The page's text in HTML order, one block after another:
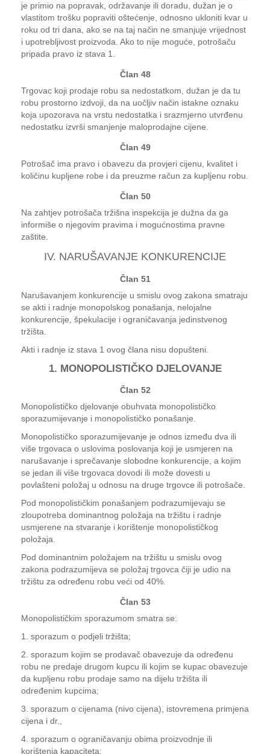
je primio na popravak, održavanje ili doradu, dužan je o
vlastitom trošku popraviti oštećenje, odnosno ukloniti kvar u
roku od tri dana, ako se na taj način ne smanjuje vrijednost
i upotrebljivost proizvoda. Ako to nije moguće, potrošaču
pripada pravo iz stava 1.
Član 48
Trgovac koji prodaje robu sa nedostatkom, dužan je da tu
robu prostorno izdvoji, da na uočljiv način istakne oznaku
koja upozorava na vrstu nedostatka i srazmjerno utvrđenu
nedostatku izvrši smanjenje maloprodajne cijene.
Član 49
Potrošač ima pravo i obavezu da provjeri cijenu, kvalitet i
količinu kupljene robe i da preuzme račun za kupljenu robu.
Član 50
Na zahtjev potrošača tržišna inspekcija je dužna da ga
informiše o njegovim pravima i mogućnostima pravne
zaštite.
IV. NARUŠAVANJE KONKURENCIJE
Član 51
Narušavanjem konkurencije u smislu ovog zakona smatraju
se akti i radnje monopolskog ponašanja, nelojalne
konkurencije, špekulacije i ograničavanja jedinstvenog
tržišta.
Akti i radnje iz stava 1 ovog člana nisu dopušteni.
1. MONOPOLISTIČKO DJELOVANJE
Član 52
Monopolističko djelovanje obuhvata monopolističko
sporazumijevanje i monopolističko ponašanje.
Monopolističko sporazumijevanje je odnos između dva ili
više trgovaca o uslovima poslovanja koji je usmjeren na
narušavanje i sprečavanje slobodne konkurencije, a kojim
se jedan ili više trgovaca dovodi ili može dovesti u
povlašteni položaj u odnosu na druge trgovce ili potrošače.
Pod monopolističkim ponašanjem podrazumijevaju se
zloupotreba dominantnog položaja na tržištu i radnje
usmjerene na stvaranje i korištenje monopolističkog
položaja.
Pod dominantnim položajem na tržištu u smislu ovog
zakona podrazumijeva se položaj trgovca čiji je udio na
tržištu za određenu robu veći od 40%.
Član 53
Monopolističkim sporazumom smatra se:
1. sporazum o podjeli tržišta;
2. sporazum kojim se prodavač obavezuje da određenu
robu ne predaje drugom kupcu ili kojim se kupac obavezuje
da kupljenu robu prodaje samo na dijelu tržišta ili
određenim kupcima;
3. sporazum o cijenama (nivo cijena), istovremena primjena
cijena i dr.,
4. sporazum o ograničavanju obima proizvodnje ili
korištenja kapaciteta;